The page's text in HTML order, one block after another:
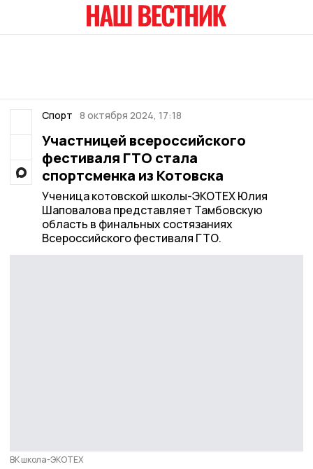
Спорт 8 октября 2024, 17:18
Участницей всероссийского
фестиваля ГТО стала
спортсменка из Котовска
Ученица котовской школы-ЭКОТЕХ Юлия
Шаповалова представляет Тамбовскую
область в финальных состязаниях
Всероссийского фестиваля ГТО.
ВК школа-ЭКОТЕХ